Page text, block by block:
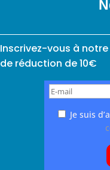
Inscrivez-vous à
de réduction de 10€
Je suis